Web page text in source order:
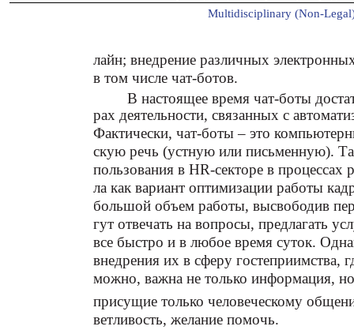
Multidisciplinary (Non-
лайн; внедрение различных
в том числе чат-ботов.
В настоящее время чат-боты
рах деятельности, связанных с
Фактически, чат-боты – это
скую речь (устную или письменную).
пользования в HR-секторе в процессах
ла как вариант оптимизации работы
большой объем работы, высвободив
гут отвечать на вопросы, предлагать
все быстро и в любое время суток.
внедрения их в сферу гостеприимства,
можно, важна не только информация,
присущие только человеческому
ветливость, желание помочь.